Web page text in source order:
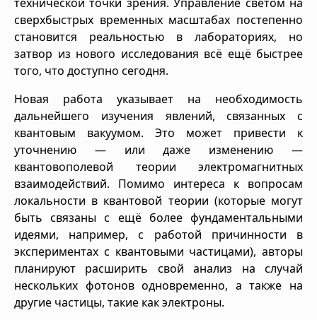
сверхбыстрых временных масштабах постепенно
становится реальностью в лабораториях, но
затвор из нового исследования всё ещё быстрее
того, что доступно сегодня.
Новая работа указывает на необходимость
дальнейшего изучения явлений, связанных с
квантовым вакуумом. Это может привести к
уточнению — или даже изменению —
квантовополевой теории электромагнитных
взаимодействий. Помимо интереса к вопросам
локальности в квантовой теории (которые могут
быть связаны с ещё более фундаментальными
идеями, например, с работой причинности в
экспериментах с квантовыми частицами), авторы
планируют расширить свой анализ на случай
нескольких фотонов одновременно, а также на
другие частицы, такие как электроны.